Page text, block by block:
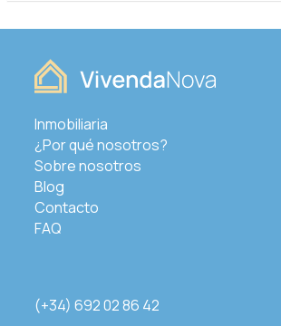
Inmobiliaria
¿Por qué nosotros?
Sobre nosotros
Blog
Contacto
FAQ
(+34) 692 02 86 42